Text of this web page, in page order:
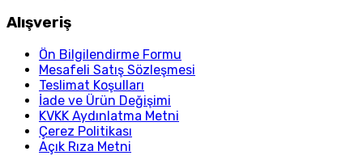
Alışveriş
Ön Bilgilendirme Formu
Mesafeli Satış Sözleşmesi
Teslimat Koşulları
İade ve Ürün Değişimi
KVKK Aydınlatma Metni
Çerez Politikası
Açık Rıza Metni